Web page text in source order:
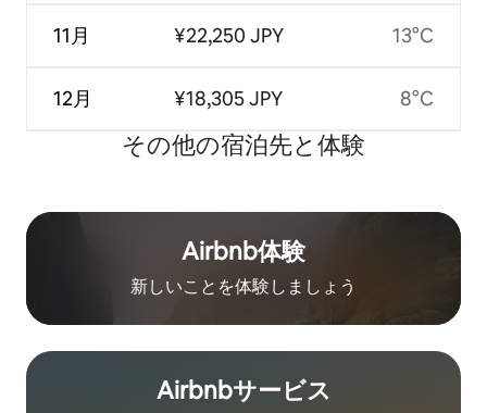
11月
12月
¥22,250 JPY
¥18,305 JPY
13°C
8°C
その他の宿⁠泊⁠先と体⁠験
Airbnb体験
新しいことを体験しましょう
Airbnb⁠サ⁠ー⁠ビ⁠ス